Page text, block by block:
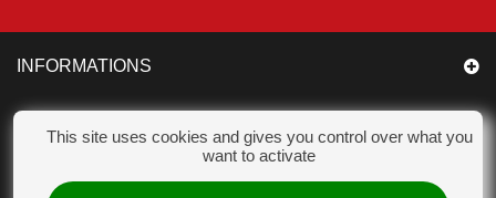
INFORMATIONS
CATÉGORIES
MON COMPTE
This site uses cookies and gives you control over what you
want to activate